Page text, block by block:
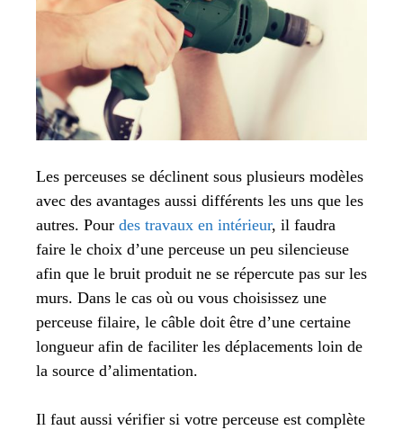
Les perceuses se déclinent sous plusieurs modèles
avec des avantages aussi différents les uns que les
autres. Pour des travaux en intérieur, il faudra
faire le choix d’une perceuse un peu silencieuse
afin que le bruit produit ne se répercute pas sur les
murs. Dans le cas où ou vous choisissez une
perceuse filaire, le câble doit être d’une certaine
longueur afin de faciliter les déplacements loin de
la source d’alimentation.
Il faut aussi vérifier si votre perceuse est complète